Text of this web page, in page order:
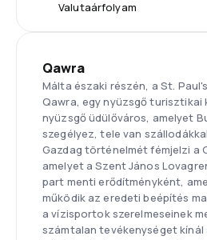
Valutaárfolyam
Qawra
Málta északi részén, a St.
Qawra, egy nyüzsgő turisztikai
nyüzsgő üdülőváros, amelyet
szegélyez, tele van
Gazdag történelmét fémjelzi a
amelyet a Szent János
part menti erődítményként,
működik az eredeti beépítés
a vízisportok szerelmeseinek
számtalan tevékenységet